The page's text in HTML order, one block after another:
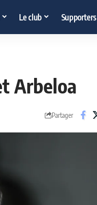
Le club Supporters
Arbeloa
Partager